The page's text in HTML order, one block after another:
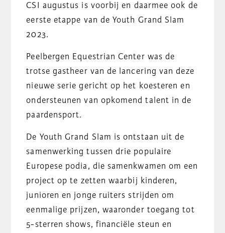
CSI augustus is voorbij en daarmee ook de
eerste etappe van de Youth Grand Slam
2023.
Peelbergen Equestrian Center was de
trotse gastheer van de lancering van deze
nieuwe serie gericht op het koesteren en
ondersteunen van opkomend talent in de
paardensport.
De Youth Grand Slam is ontstaan uit de
samenwerking tussen drie populaire
Europese podia, die samenkwamen om een
project op te zetten waarbij kinderen,
junioren en jonge ruiters strijden om
eenmalige prijzen, waaronder toegang tot
5-sterren shows, financiële steun en